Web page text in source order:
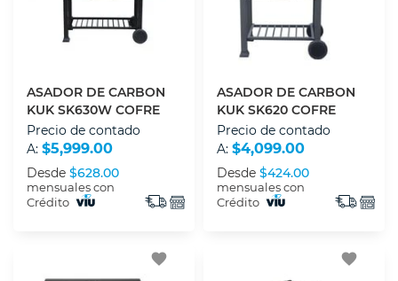
ASADOR DE CARBON
KUK SK630W COFRE
Precio de contado
A: $5,999.00
Desde $628.00
mensuales con
Crédito
ASADOR DE CARBON
KUK SK620 COFRE
Precio de contado
A: $4,099.00
Desde $424.00
mensuales con
Crédito
favorite favorite